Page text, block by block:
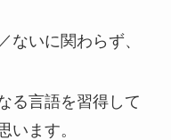
ないに関わらず、
る言語を習得して
います。